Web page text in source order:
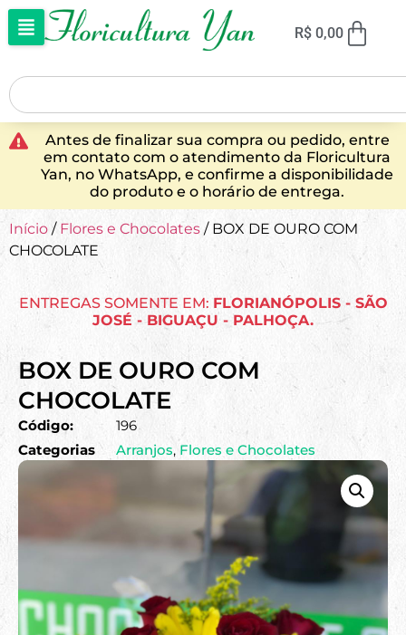
R$ 0,00
Antes de finalizar sua compra ou pedido, entre
em contato com o atendimento da Floricultura
Yan, no WhatsApp, e confirme a disponibilidade
do produto e o horário de entrega.
Início / Flores e Chocolates / BOX DE OURO COM
CHOCOLATE
ENTREGAS SOMENTE EM: FLORIANÓPOLIS - SÃO
JOSÉ - BIGUAÇU - PALHOÇA.
BOX DE OURO COM
CHOCOLATE
Código:
196
Categorias
Arranjos, Flores e Chocolates